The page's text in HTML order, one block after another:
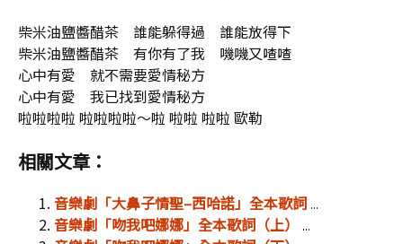
柴米油鹽醬醋茶 誰能躲得過 誰能放得下
柴米油鹽醬醋茶 有你有了我 嘰嘰又喳喳
心中有愛 就不需要愛情秘方
心中有愛 我已找到愛情秘方
啦啦啦啦 啦啦啦啦～啦 啦啦 啦啦 歐勒
相關文章：
音樂劇「大鼻子情聖–西哈諾」全本歌詞 ...
音樂劇「吻我吧娜娜」全本歌詞（上） ...